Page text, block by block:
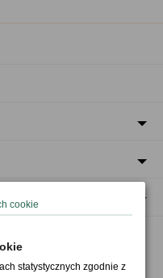
cookie
statystycznych zgodnie z